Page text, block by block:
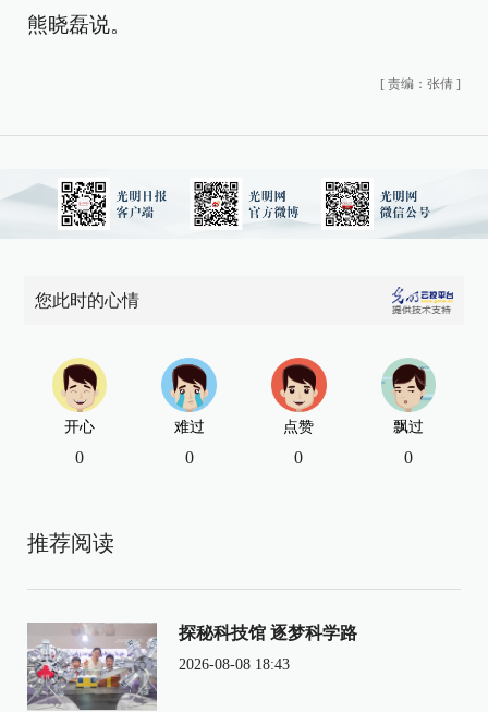
熊晓磊说。
[ 责编：张倩 ]
您此时的心情
开心
0
难过
0
点赞
0
飘过
0
推荐阅读
探秘科技馆 逐梦科学路
2026-08-08 18:43